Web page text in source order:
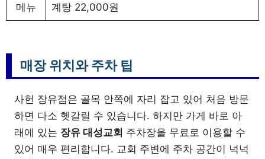
메뉴
계탕 22,000원
매장 위치와 주차 팁
사헌 장유점은 골목 안쪽에 자리 잡고 있어 처음 방문
하면 다소 헷갈릴 수 있습니다. 하지만 가게 바로 아
래에 있는 장유 대성교회 주차장을 무료로 이용할 수
있어 매우 편리합니다. 교회 주변에 주차 공간이 넉넉